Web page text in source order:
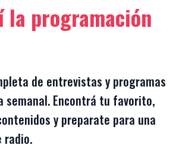
la programación
de entrevistas y programas
semanal. Encontrá tu favorito,
y preparate para una
radio.